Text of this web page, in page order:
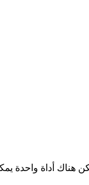
هناك أداة واحدة